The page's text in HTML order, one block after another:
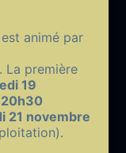
animé par
. La première
19
21 novembre